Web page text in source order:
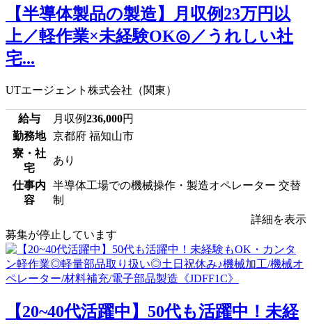
【半導体製品の製造】月収例23万円以
上／軽作業×未経験OK◎／うれしい社
宅...
UTエージェント株式会社（関東）
給与 月収例236,000円
勤務地
京都府 福知山市
寮・社
宅
あり
仕事内
容
半導体工場での機械操作・製造オペレーター 交替
制
詳細を表示
募集が停止しています
【20~40代活躍中】50代も活躍中！未経